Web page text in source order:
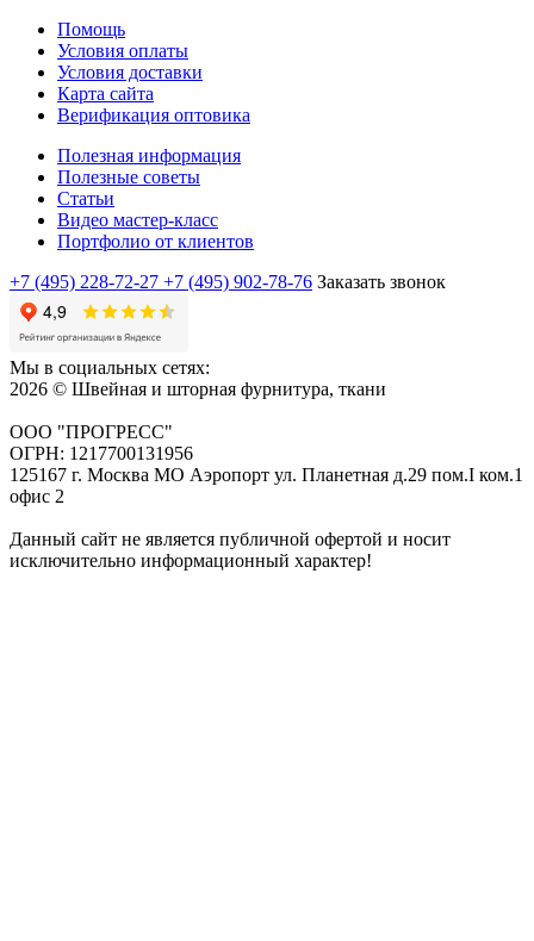
Помощь
Условия оплаты
Условия доставки
Карта сайта
Верификация оптовика
Полезная информация
Полезные советы
Статьи
Видео мастер-класс
Портфолио от клиентов
+7 (495) 228-72-27 +7 (495) 902-78-76 Заказать звонок
Мы в социальных сетях:
2026 © Швейная и шторная фурнитура, ткани
ООО "ПРОГРЕСС"
ОГРН: 1217700131956
125167 г. Москва МО Аэропорт ул. Планетная д.29 пом.I ком.1
офис 2
Данный сайт не является публичной офертой и носит
исключительно информационный характер!